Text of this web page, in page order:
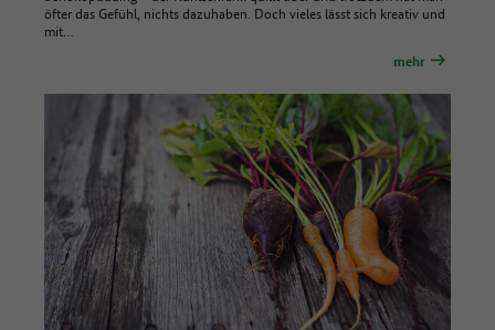
öfter das Gefühl, nichts dazuhaben. Doch vieles lässt sich kreativ und
mit…
mehr